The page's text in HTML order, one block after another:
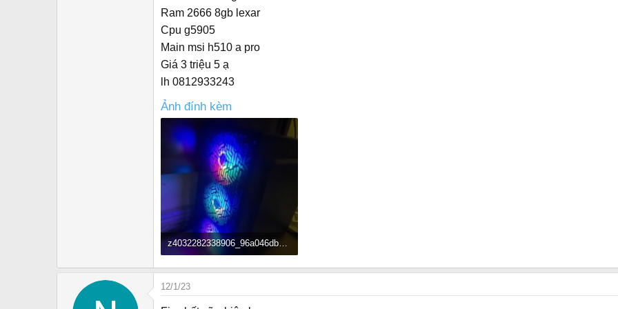
Ram 2666 8gb lexar
Cpu g5905
Main msi h510 a pro
Giá 3 triệu 5 ạ
lh 0812933243
Ảnh đính kèm
z4032282338906_96a046db63d2440fd579fd063d05d44c.jpg
134 KB · Đọc: 717
12/1/23